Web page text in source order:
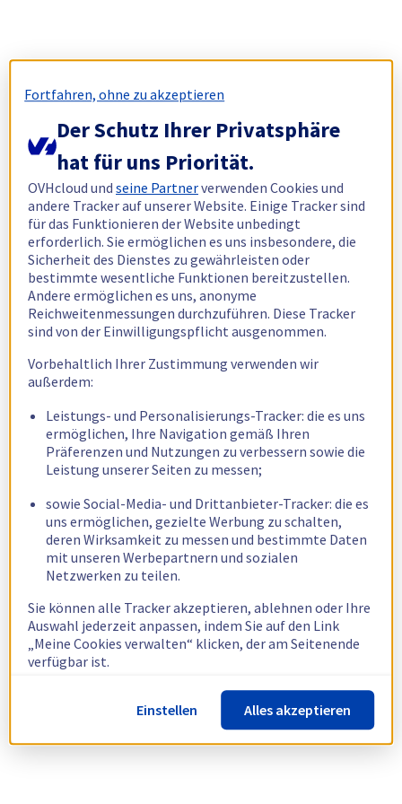
Fortfahren, ohne zu akzeptieren
Der Schutz Ihrer Privatsphäre
hat für uns Priorität.
OVHcloud undseine Partnerverwenden Cookies und
andere Tracker auf unserer Website. Einige Tracker sind
für das Funktionieren der Website unbedingt
erforderlich. Sie ermöglichen es uns insbesondere, die
Sicherheit des Dienstes zu gewährleisten oder
bestimmte wesentliche Funktionen bereitzustellen.
Andere ermöglichen es uns, anonyme
Reichweitenmessungen durchzuführen. Diese Tracker
sind von der Einwilligungspflicht ausgenommen.
Vorbehaltlich Ihrer Zustimmung verwenden wir
außerdem:
Leistungs- und Personalisierungs-Tracker: die es uns
ermöglichen, Ihre Navigation gemäß Ihren
Präferenzen und Nutzungen zu verbessern sowie die
Leistung unserer Seiten zu messen;
sowie Social-Media- und Drittanbieter-Tracker: die es
uns ermöglichen, gezielte Werbung zu schalten,
deren Wirksamkeit zu messen und bestimmte Daten
mit unseren Werbepartnern und sozialen
Netzwerken zu teilen.
Sie können alle Tracker akzeptieren, ablehnen oder Ihre
Auswahl jederzeit anpassen, indem Sie auf den Link
„Meine Cookies verwalten“ klicken, der am Seitenende
verfügbar ist.
Weitere Informationen finden Sie in unsererRichtlinie
zur Verwendung von Cookies.
Einstellen Alles akzeptieren